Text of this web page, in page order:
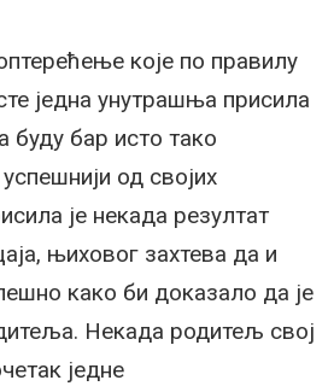
које по правилу
једна унутрашња присила
буду бар исто тако
од својих
је некада резултат
њиховог захтева да и
како би доказало да је
Некада родитељ свој
једне